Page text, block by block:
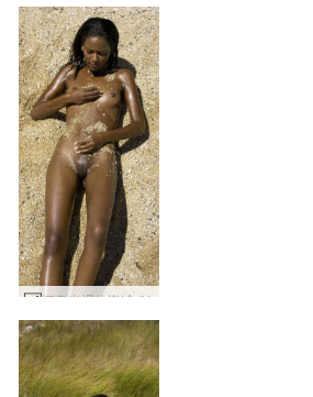
娜奥米裸体海滩 #1